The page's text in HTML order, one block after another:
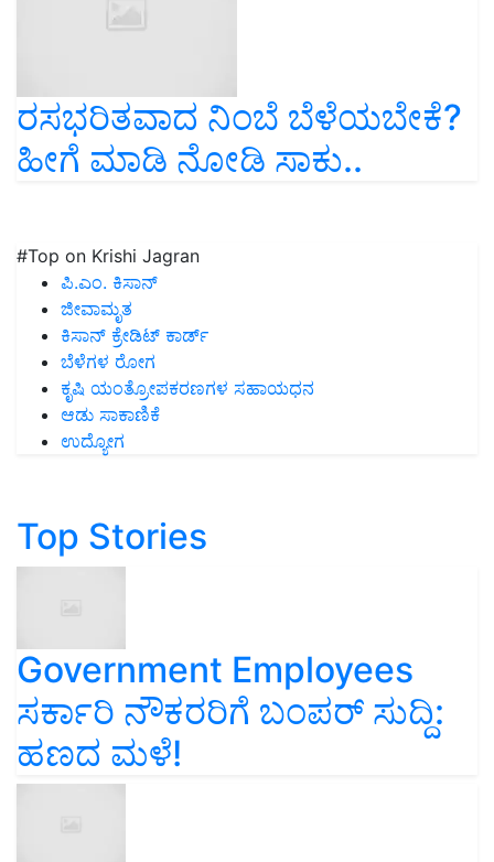
ರಸಭರಿತವಾದ ನಿಂಬೆ ಬೆಳೆಯಬೇಕೆ?
ಹೀಗೆ ಮಾಡಿ ನೋಡಿ ಸಾಕು..
#Top on Krishi Jagran
ಪಿ.ಎಂ. ಕಿಸಾನ್
ಜೀವಾಮೃತ
ಕಿಸಾನ್ ಕ್ರೇಡಿಟ್ ಕಾರ್ಡ್
ಬೆಳೆಗಳ ರೋಗ
ಕೃಷಿ ಯಂತ್ರೋಪಕರಣಗಳ ಸಹಾಯಧನ
ಆಡು ಸಾಕಾಣಿಕೆ
ಉದ್ಯೋಗ
Top Stories
Government Employees
ಸರ್ಕಾರಿ ನೌಕರರಿಗೆ ಬಂಪರ್‌ ಸುದ್ದಿ:
ಹಣದ ಮಳೆ!